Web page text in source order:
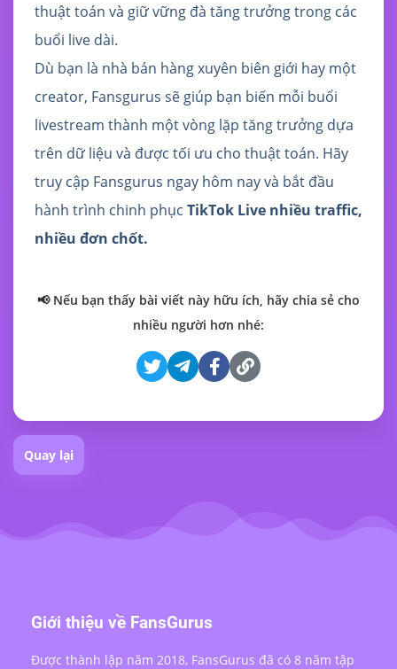
thuật toán và giữ vững đà tăng trưởng trong các
buổi live dài.
Dù bạn là nhà bán hàng xuyên biên giới hay một
creator, Fansgurus sẽ giúp bạn biến mỗi buổi
livestream thành một vòng lặp tăng trưởng dựa
trên dữ liệu và được tối ưu cho thuật toán. Hãy
truy cập Fansgurus ngay hôm nay và bắt đầu
hành trình chinh phục TikTok Live nhiều traffic,
nhiều đơn chốt.
📢 Nếu bạn thấy bài viết này hữu ích, hãy chia sẻ cho
nhiều người hơn nhé:
Quay lại
Giới thiệu về FansGurus
Được thành lập năm 2018, FansGurus đã có 8 năm tập